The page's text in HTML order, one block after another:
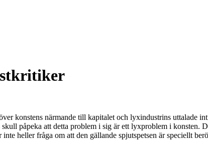
konstens närmande till kapitalet och lyxindustrins uttalade
påpeka att detta problem i sig är ett lyxproblem i konsten.
heller fråga om att den gällande spjutspetsen är speciellt